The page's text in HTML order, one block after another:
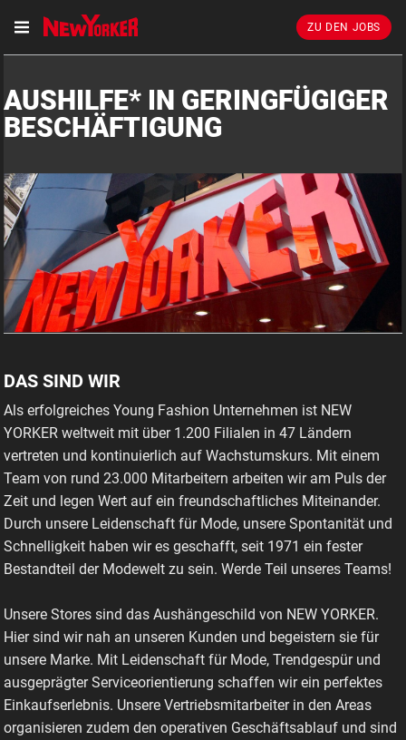
ZU DEN JOBS
AUSHILFE* IN GERINGFÜGIGER
BESCHÄFTIGUNG
DAS SIND WIR
Als erfolgreiches Young Fashion Unternehmen ist NEW
YORKER weltweit mit über 1.200 Filialen in 47 Ländern
vertreten und kontinuierlich auf Wachstumskurs. Mit einem
Team von rund 23.000 Mitarbeitern arbeiten wir am Puls der
Zeit und legen Wert auf ein freundschaftliches Miteinander.
Durch unsere Leidenschaft für Mode, unsere Spontanität und
Schnelligkeit haben wir es geschafft, seit 1971 ein fester
Bestandteil der Modewelt zu sein. Werde Teil unseres Teams!
Unsere Stores sind das Aushängeschild von NEW YORKER.
Hier sind wir nah an unseren Kunden und begeistern sie für
unsere Marke. Mit Leidenschaft für Mode, Trendgespür und
ausgeprägter Serviceorientierung schaffen wir ein perfektes
Einkaufserlebnis. Unsere Vertriebsmitarbeiter in den Areas
organisieren zudem den operativen Geschäftsablauf und sind